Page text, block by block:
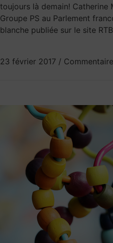
toujours là demain! Catherine
Groupe PS au Parlement
blanche publiée sur le site
23 février 2017 /